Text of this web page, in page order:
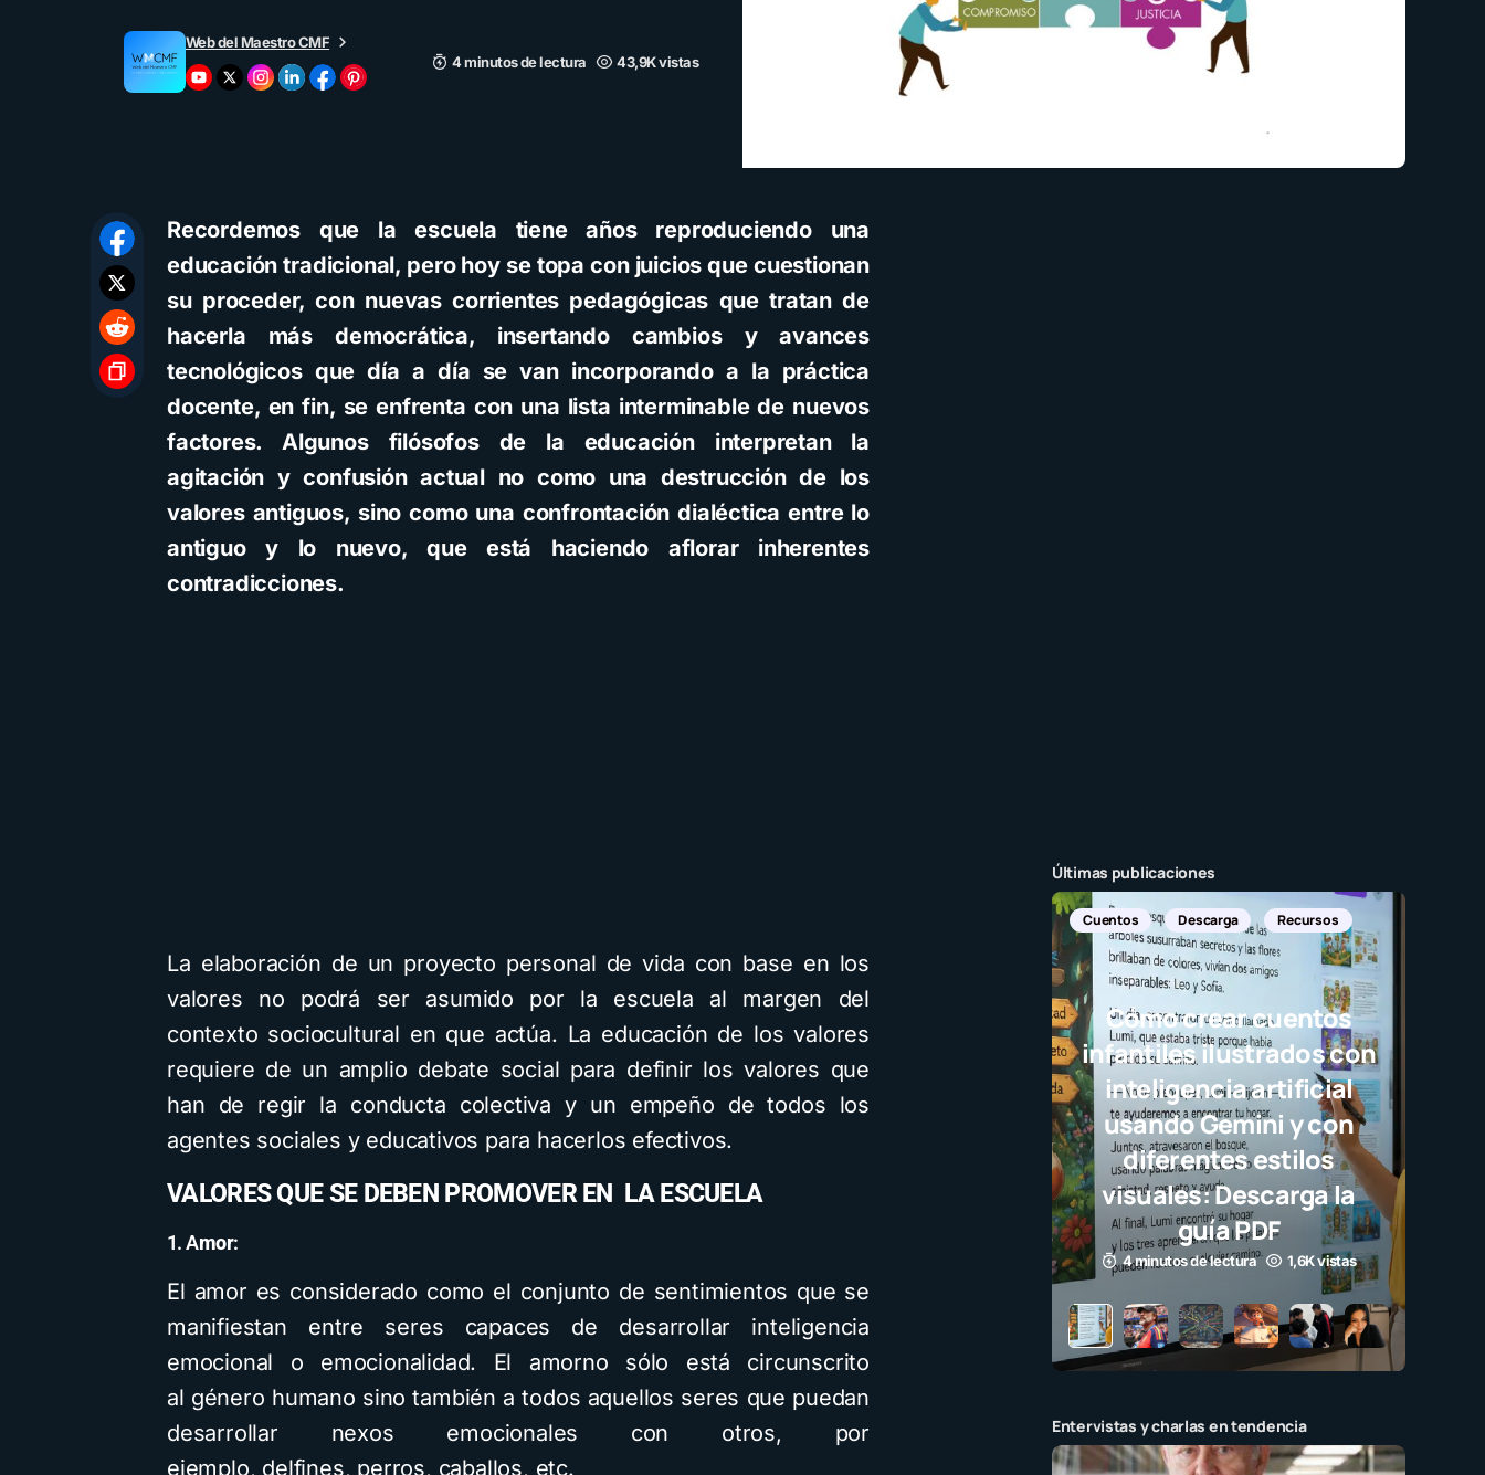
Web del Maestro CMF
4 minutos de lectura
43,9K vistas
Recordemos que la escuela tiene años reproduciendo una
educación tradicional, pero hoy se topa con juicios que cuestionan
su proceder, con nuevas corrientes pedagógicas que tratan de
hacerla más democrática, insertando cambios y avances
tecnológicos que día a día se van incorporando a la práctica
docente, en fin, se enfrenta con una lista interminable de nuevos
factores.Algunos filósofos de la educación interpretan la
agitación y confusión actual no como una destrucción de los
valores antiguos, sino como una confrontación dialéctica entre lo
antiguo y lo nuevo, que está haciendo aflorar inherentes
contradicciones.
La elaboración de un proyecto personal de vida con base en los
valores no podrá ser asumido por la escuela al margen del
contexto sociocultural en que actúa. La educación de los valores
requiere de un amplio debate social para definir los valores que
han de regir la conducta colectiva y un empeño de todos los
agentes sociales y educativos para hacerlos efectivos.
VALORES QUE SE DEBEN PROMOVER EN LA ESCUELA
1. Amor:
El amor es considerado como el conjunto de sentimientos que se
manifiestan entre seres capaces de desarrollar inteligencia
emocional o emocionalidad. El amorno sólo está circunscrito
al género humano sino también a todos aquellos seres que puedan
desarrollar nexos emocionales con otros, por
ejemplo, delfines, perros, caballos, etc.
Últimas publicaciones
Cuentos Descarga Recursos
Cómo crear cuentos
infantiles ilustrados con
inteligencia artificial
usando Gemini y con
diferentes estilos
visuales: Descarga la
guía PDF
4 minutos de lectura 1,6K vistas
Entervistas y charlas en tendencia